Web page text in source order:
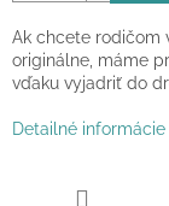
Ak chcete rodičom
originálne, máme
vďaku vyjadriť do
Detailné informácie